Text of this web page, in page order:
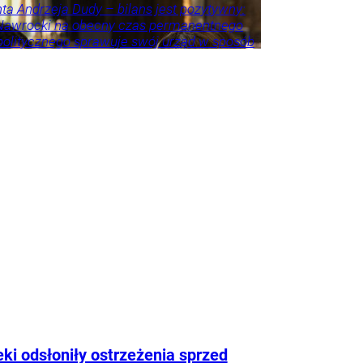
Andrzeja Dudy – bilans jest pozytywny:
na obecny czas permanentnego
sprawuje swój urząd w sposób
odsłoniły ostrzeżenia sprzed